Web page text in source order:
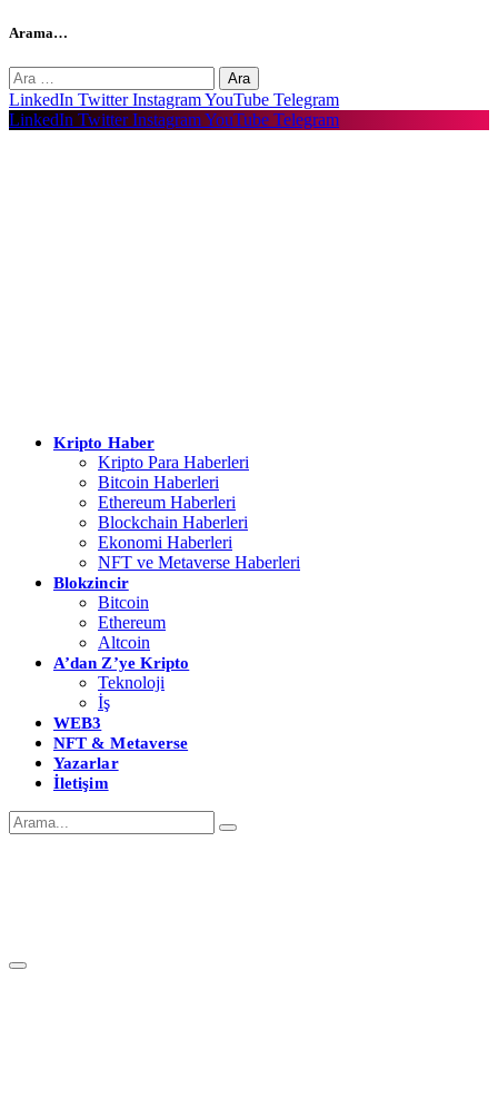
Arama…
Arama:
LinkedIn Twitter InstagramYouTube Telegram
LinkedIn Twitter InstagramYouTube Telegram
Kripto Haber
Kripto Para Haberleri
Bitcoin Haberleri
Ethereum Haberleri
Blockchain Haberleri
Ekonomi Haberleri
NFT ve Metaverse Haberleri
Blokzincir
Bitcoin
Ethereum
Altcoin
A’dan Z’ye Kripto
Teknoloji
İş
WEB3
NFT & Metaverse
Yazarlar
İletişim